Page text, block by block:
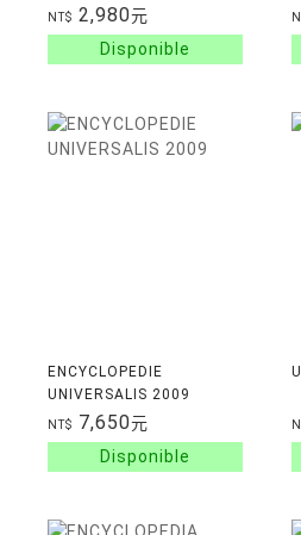
DIDEROT ET
D'ALEMBERT
NT$ 2,980元
ENCYCLOPEDIE
UNIVERSALIS 2009
NT$ 7,650元